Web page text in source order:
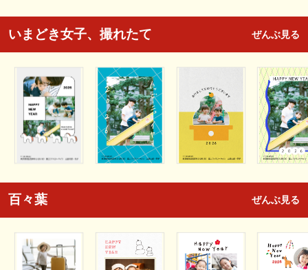
いまどき女子、撮れたて ぜんぶ見る
百々葉 ぜんぶ見る